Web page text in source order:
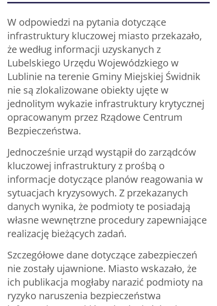
W odpowiedzi na pytania dotyczące
infrastruktury kluczowej miasto przekazało,
że według informacji uzyskanych z
Lubelskiego Urzędu Wojewódzkiego w
Lublinie na terenie Gminy Miejskiej Świdnik
nie są zlokalizowane obiekty ujęte w
jednolitym wykazie infrastruktury krytycznej
opracowanym przez Rządowe Centrum
Bezpieczeństwa.
Jednocześnie urząd wystąpił do zarządców
kluczowej infrastruktury z prośbą o
informacje dotyczące planów reagowania w
sytuacjach kryzysowych. Z przekazanych
danych wynika, że podmioty te posiadają
własne wewnętrzne procedury zapewniające
realizację bieżących zadań.
Szczegółowe dane dotyczące zabezpieczeń
nie zostały ujawnione. Miasto wskazało, że
ich publikacja mogłaby narazić podmioty na
ryzyko naruszenia bezpieczeństwa